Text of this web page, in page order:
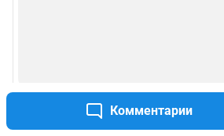
Комментарии